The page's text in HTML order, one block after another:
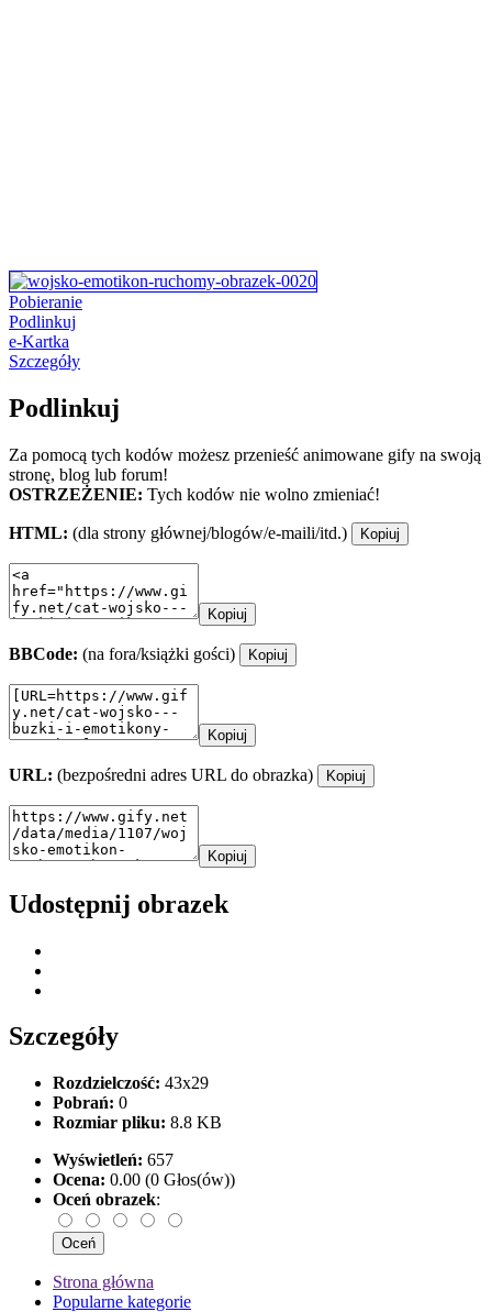
Pobieranie
Podlinkuj
e-Kartka
Szczegóły
Podlinkuj
Za pomocą tych kodów możesz przenieść animowane gify na swoją
stronę, blog lub forum!
OSTRZEŻENIE: Tych kodów nie wolno zmieniać!
HTML: (dla strony głównej/blogów/e-maili/itd.) Kopiuj
Kopiuj
BBCode: (na fora/książki gości) Kopiuj
Kopiuj
URL: (bezpośredni adres URL do obrazka) Kopiuj
Kopiuj
Udostępnij obrazek
Szczegóły
Rozdzielczość: 43x29
Pobrań: 0
Rozmiar pliku: 8.8 KB
Wyświetleń: 657
Ocena: 0.00 (0 Głos(ów))
Oceń obrazek:
Strona główna
Popularne kategorie